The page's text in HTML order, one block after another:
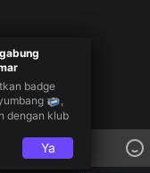
badge
,
dengan klub
Ya